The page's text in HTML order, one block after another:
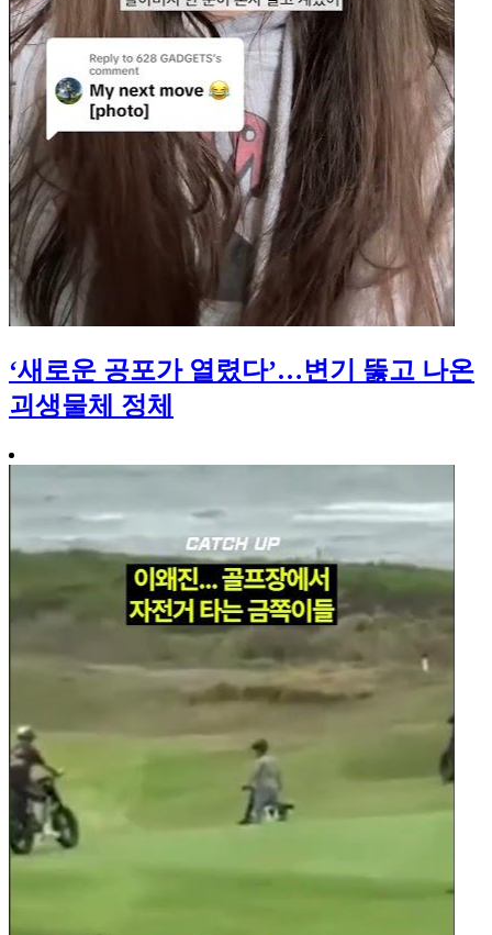
‘새로운 공포가 열렸다’…변기 뚫고 나온
괴생물체 정체